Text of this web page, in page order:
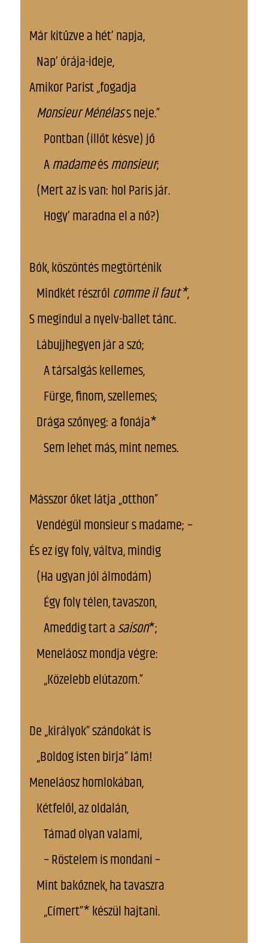
Már kitűzve a hét’ napja,
Nap’ órája-ideje,
Amikor Parist „fogadja
MonsieurMénélass neje.”
Pontban (illőt késve) jő
Amadameésmonsieur;
(Mert az is van: hol Paris jár.
Hogy’ maradna el a nő?)
Bók, köszöntés megtörténik
Mindkét részről comme il faut*,
S megindul a nyelv-ballet tánc.
Lábujjhegyen jár a szó;
A társalgás kellemes,
Fürge, finom, szellemes;
Drága szőnyeg: a fonája*
Sem lehet más, mint nemes.
Másszor őket látja „otthon”
Vendégül monsieur s madame; –
És ez így foly, váltva, mindig
(Ha ugyan jól álmodám)
Így foly télen, tavaszon,
Ameddig tart asaison*;
Meneláosz mondja végre:
„Közelebb elútazom.”
De „királyok” szándokát is
„Boldog isten birja” lám!
Meneláosz homlokában,
Kétfelől, az oldalán,
Támad olyan valami,
– Röstelem is mondani –
Mint bakőznek, ha tavaszra
„Címert”* készül hajtani.